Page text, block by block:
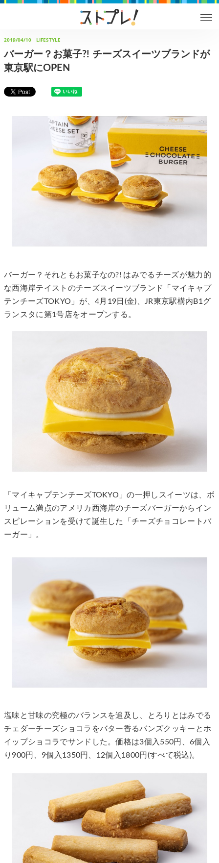
2019/04/10 LIFESTYLE
バーガー？お菓子?! チーズスイーツブランドが
東京駅にOPEN
バーガー？それともお菓子なの?! はみでるチーズが魅力的
な西海岸テイストのチーズスイーツブランド「マイキャプ
テンチーズTOKYO」が、4月19日(金)、JR東京駅構内B1グ
ランスタに第1号店をオープンする。
「マイキャプテンチーズTOKYO」の一押しスイーツは、ボ
リューム満点のアメリカ西海岸のチーズバーガーからイン
スピレーションを受けて誕生した「チーズチョコレートバ
ーガー」。
塩味と甘味の究極のバランスを追及し、とろりとはみでる
チェダーチーズショコラをバター香るバンズクッキーとホ
イップショコラでサンドした。価格は3個入550円、6個入
り900円、9個入1350円、12個入1800円(すべて税込)。